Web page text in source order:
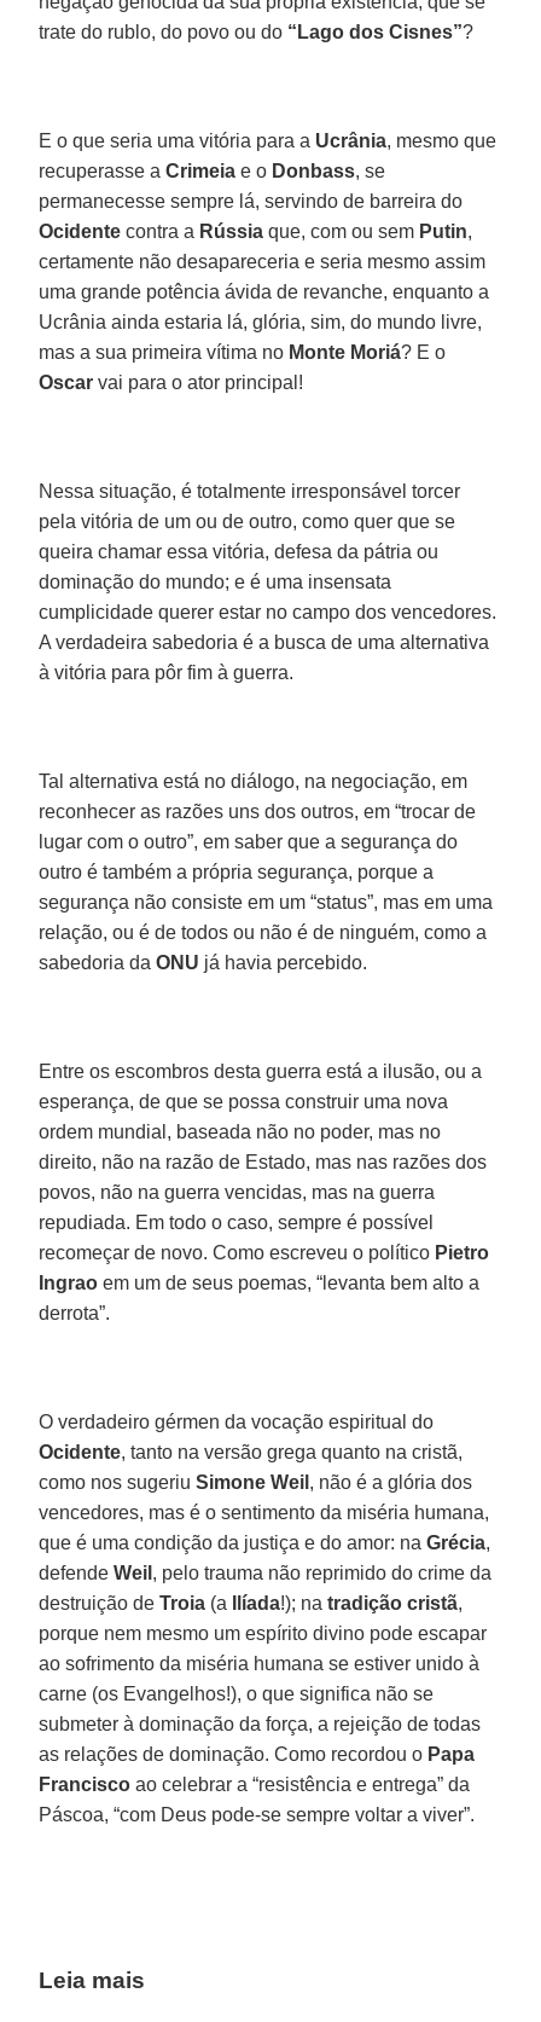
trate do rublo, do povo ou do “Lago dos Cisnes”?
E o que seria uma vitória para a Ucrânia, mesmo que
recuperasse aCrimeia e o Donbass, se
permanecesse sempre lá, servindo de barreira do
Ocidente contra a Rússia que, com ou sem Putin,
certamente não desapareceria e seria mesmo assim
uma grande potência ávida de revanche, enquanto a
Ucrânia ainda estaria lá, glória, sim, do mundo livre,
mas a sua primeira vítima no Monte Moriá? E o
Oscar vai para o ator principal!
Nessa situação, é totalmente irresponsável torcer
pela vitória de um ou de outro, como quer que se
queira chamar essa vitória, defesa da pátria ou
dominação do mundo; e é uma insensata
cumplicidade querer estar no campo dos vencedores.
A verdadeira sabedoria é a busca de uma alternativa
à vitória para pôr fim à guerra.
Tal alternativa está no diálogo, na negociação, em
reconhecer as razões uns dos outros, em “trocar de
lugar com o outro”, em saber que a segurança do
outro é também a própria segurança, porque a
segurança não consiste em um “status”, mas em uma
relação, ou é de todos ou não é de ninguém, como a
sabedoria daONU já havia percebido.
Entre os escombros desta guerra está a ilusão, ou a
esperança, de que se possa construir uma nova
ordem mundial, baseada não no poder, mas no
direito, não na razão de Estado, mas nas razões dos
povos, não na guerra vencidas, mas na guerra
repudiada. Em todo o caso, sempre é possível
recomeçar de novo. Como escreveu o político Pietro
Ingrao em um de seus poemas, “levanta bem alto a
derrota”.
O verdadeiro gérmen da vocação espiritual do
Ocidente, tanto na versão grega quanto na cristã,
como nos sugeriuSimone Weil , não é a glória dos
vencedores, mas é o sentimento da miséria humana,
que é uma condição da justiça e do amor: naGrécia,
defendeWeil , pelo trauma não reprimido do crime da
destruição deTroia (a Ilíada!); natradição cristã,
porque nem mesmo um espírito divino pode escapar
ao sofrimento da miséria humana se estiver unido à
carne (os Evangelhos!), o que significa não se
submeter à dominação da força, a rejeição de todas
as relações de dominação. Como recordou o Papa
Francisco ao celebrar a “resistência e entrega” da
Páscoa, “com Deus pode-se sempre voltar a viver”.
Leia mais